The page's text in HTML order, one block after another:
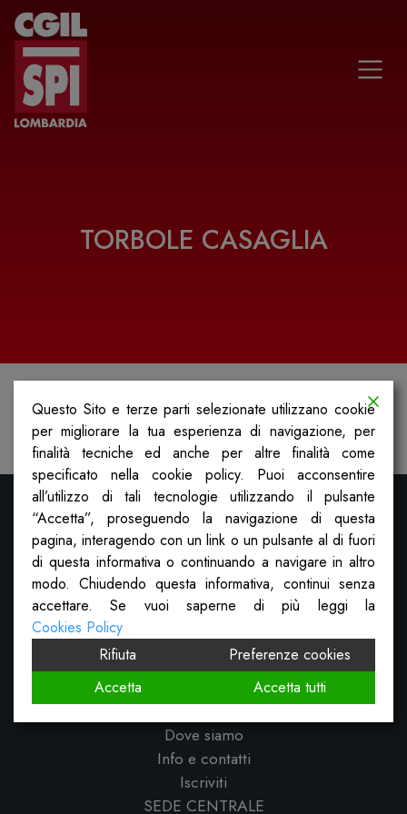
Vai al contenuto
TORBOLE CASAGLIA
Pubblicato il
21 Ottobre 2022
Cosa facciamo
Sportello sociale
Calcolatrice dei diritti
Dove siamo
Info e contatti
Iscriviti
SEDE CENTRALE
Questo Sito e terze parti selezionate utilizzano cookie
per migliorare la tua esperienza di navigazione, per
finalità tecniche ed anche per altre finalità come
specificato nella cookie policy. Puoi acconsentire
all’utilizzo di tali tecnologie utilizzando il pulsante
“Accetta”, proseguendo la navigazione di questa
pagina, interagendo con un link o un pulsante al di fuori
di questa informativa o continuando a navigare in altro
modo. Chiudendo questa informativa, continui senza
accettare. Se vuoi saperne di più leggi la
Cookies Policy
Rifiuta
Preferenze cookies
Accetta
Accetta tutti